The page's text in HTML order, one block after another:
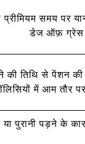
प्रीमियम समय पर
डेज ऑफ़ ग्रेस
की तिथि से पेंशन
में आम तौर
पुरानी पड़ने के